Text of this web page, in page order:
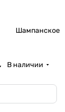
Шампанское
В наличии